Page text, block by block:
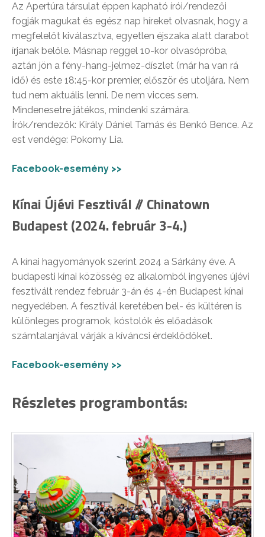
Az Apertúra társulat éppen kapható írói/rendezői
fogják magukat és egész nap híreket olvasnak, hogy a
megfelelőt kiválasztva, egyetlen éjszaka alatt darabot
írjanak belőle. Másnap reggel 10-kor olvasópróba,
aztán jön a fény-hang-jelmez-díszlet (már ha van rá
idő) és este 18:45-kor premier, először és utoljára. Nem
tud nem aktuális lenni. De nem vicces sem.
Mindenesetre játékos, mindenki számára.
Írók/rendezők: Király Dániel Tamás és Benkó Bence. Az
est vendége: Pokorny Lia.
Facebook-esemény >>
Kínai Újévi Fesztivál // Chinatown
Budapest (2024. február 3-4.)
A kínai hagyományok szerint 2024 a Sárkány éve. A
budapesti kínai közösség ez alkalomból ingyenes újévi
fesztivált rendez február 3-án és 4-én Budapest kínai
negyedében. A fesztivál keretében bel- és kültéren is
különleges programok, kóstolók és előadások
számtalanjával várják a kíváncsi érdeklődőket.
Facebook-esemény >>
Részletes programbontás: